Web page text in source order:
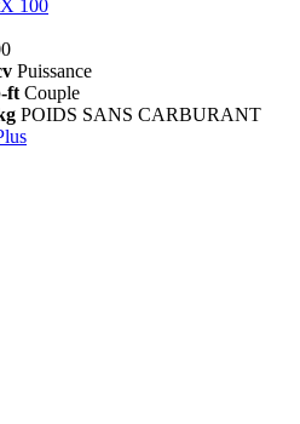
100
Puissance
ft Couple
POIDS SANS CARBURANT